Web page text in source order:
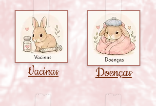
Vacinas Doenças